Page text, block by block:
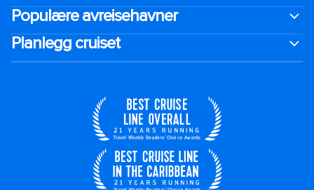
Populære avreisehavner
Planlegg cruiset